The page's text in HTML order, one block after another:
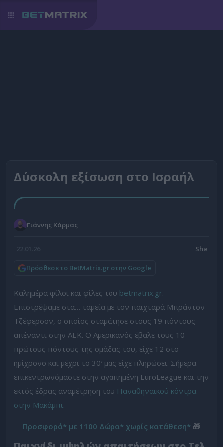
Δύσκολη εξίσωση στο Ισραήλ
Γιάννης Κάρμας
22.01.26
Πρόσθεσε το BetMatrix.gr στην Google
Καλημέρα φίλοι και φίλες του betmatrix.gr.
Επιστρέψαμε στα… ταμεία με τον παιχταρά Μπράντον
Τζέφερσον, ο οποίος σταμάτησε στους 19 πόντους
απέναντι στην ΑΕΚ. Ο Αμερικανός έβαλε τους 10
πρώτους πόντους της ομάδας του, είχε 12 στο
ημίχρονο και μέχρι το 30′ μας είχε πληρώσει. Σήμερα
επικεντρωνόμαστε στην αγαπημένη EuroLeague και την
εκτός έδρας αναμέτρηση του Παναθηναϊκού κόντρα
στην Μακάμπι.
Προσφορά* με 1100 Δώρα* χωρίς κατάθεση* 🎁